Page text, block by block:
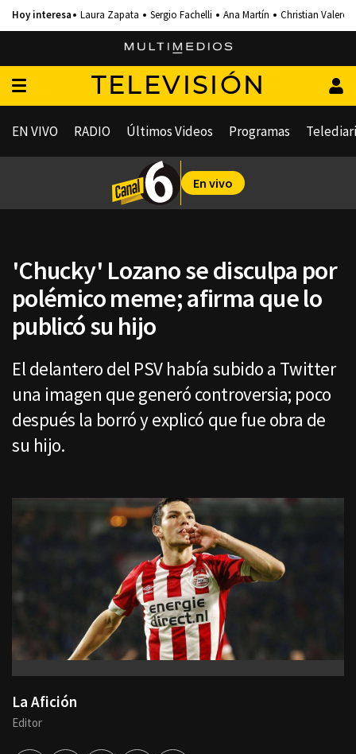
Laura Zapata Sergio Fachelli Ana Martín Christian Valero
TELEVISIÓN
EN VIVO RADIO Últimos Videos Programas
En vivo
'Chucky' Lozano se disculpa por
polémico meme; afirma que lo
publicó su hijo
El delantero del PSV había subido a Twitter
una imagen que generó controversia; poco
después la borró y explicó que fue obra de
su hijo.
La Afición
Editor